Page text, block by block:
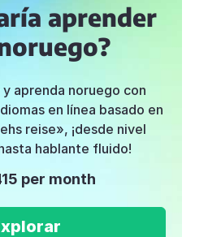
aprender
aprenda noruego con
en línea basado en
reise», ¡desde nivel
hablante fluido!
per month